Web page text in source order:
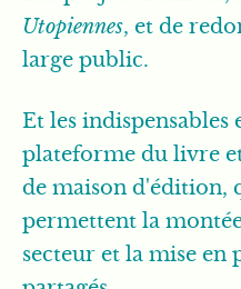
Utopiennes, et de
large public.
Et les indispensables
plateforme du livre
de maison d'édition,
permettent la
secteur et la mise en